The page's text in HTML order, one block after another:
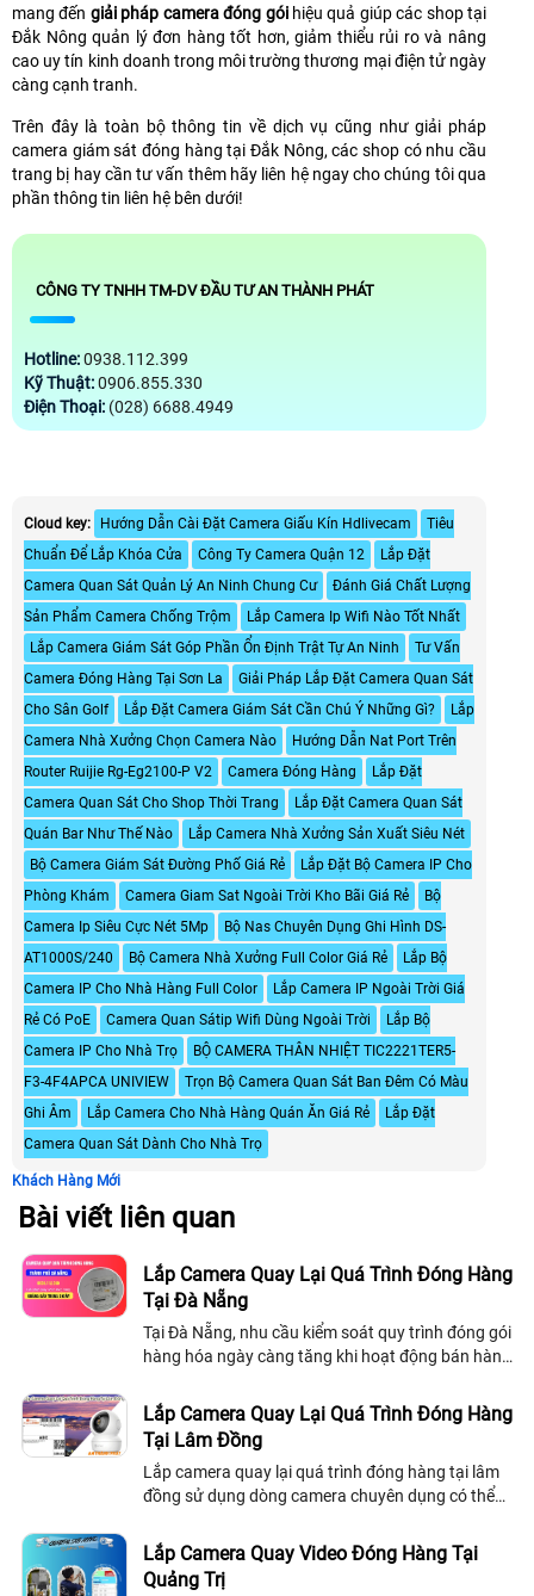
mang đến giải pháp camera đóng góihiệu quả giúp các shop tại
Đắk Nông quản lý đơn hàng tốt hơn, giảm thiểu rủi ro và nâng
cao uy tín kinh doanh trong môi trường thương mại điện tử ngày
càng cạnh tranh.
Trên đây là toàn bộ thông tin về dịch vụ cũng như giải pháp
camera giám sát đóng hàng tại Đắk Nông, các shop có nhu cầu
trang bị hay cần tư vấn thêm hãy liên hệ ngay cho chúng tôi qua
phần thông tin liên hệ bên dưới!
CÔNG TY TNHH TM-DV ĐẦU TƯ AN THÀNH PHÁT
Hotline:0938.112.399
Kỹ Thuật:0906.855.330
Điện Thoại: (028) 6688.4949
Cloud key: Hướng Dẫn Cài Đặt Camera Giấu Kín Hdlivecam
Tiêu
Chuẩn Để Lắp Khóa Cửa
Công Ty Camera Quận 12
Lắp Đặt
Camera Quan Sát Quản Lý An Ninh Chung Cư
Đánh Giá Chất Lượng
Sản Phẩm Camera Chống Trộm
Lắp Camera Ip Wifi Nào Tốt Nhất
Lắp Camera Giám Sát Góp Phần Ổn Định Trật Tự An Ninh
Tư Vấn
Camera Đóng Hàng Tại Sơn La
Giải Pháp Lắp Đặt Camera Quan Sát
Cho Sân Golf
Lắp Đặt Camera Giám Sát Cần Chú Ý Những Gì?
Lắp
Camera Nhà Xưởng Chọn Camera Nào
Hướng Dẫn Nat Port Trên
Router Ruijie Rg-Eg2100-P V2
Camera Đóng Hàng
Lắp Đặt
Camera Quan Sát Cho Shop Thời Trang
Lắp Đặt Camera Quan Sát
Quán Bar Như Thế Nào
Lắp Camera Nhà Xưởng Sản Xuất Siêu Nét
Bộ Camera Giám Sát Đường Phố Giá Rẻ
Lắp Đặt Bộ Camera IP Cho
Phòng Khám
Camera Giam Sat Ngoài Trời Kho Bãi Giá Rẻ
Bộ
Camera Ip Siêu Cực Nét 5Mp
Bộ Nas Chuyên Dụng Ghi Hình DS-
AT1000S/240
Bộ Camera Nhà Xưởng Full Color Giá Rẻ
Lắp Bộ
Camera IP Cho Nhà Hàng Full Color
Lắp Camera IP Ngoài Trời Giá
Rẻ Có PoE
Camera Quan Sátip Wifi Dùng Ngoài Trời
Lắp Bộ
Camera IP Cho Nhà Trọ
BỘ CAMERA THÂN NHIỆT TIC2221TER5-
F3-4F4APCA UNIVIEW
Trọn Bộ Camera Quan Sát Ban Đêm Có Màu
Ghi Âm
Lắp Camera Cho Nhà Hàng Quán Ăn Giá Rẻ
Lắp Đặt
Camera Quan Sát Dành Cho Nhà Trọ
Khách Hàng Mới
Bài viết liên quan
Lắp Camera Quay Lại Quá Trình Đóng Hàng
Tại Đà Nẵng
Tại Đà Nẵng, nhu cầu kiểm soát quy trình đóng gói
hàng hóa ngày càng tăng khi hoạt động bán hàng
Lắp Camera Quay Lại Quá Trình Đóng Hàng
Tại Lâm Đồng
Lắp camera quay lại quá trình đóng hàng tại lâm
đồng sử dụng dòng camera chuyên dụng có thể
theo đấy là quá trình đóng gói hàng hóa, tích hợp
theo phần mềm AI có thể nhận điện được mã vận
đơn tự động, tải được video theo đơn hàng một
Lắp Camera Quay Video Đóng Hàng Tại
Quảng Trị